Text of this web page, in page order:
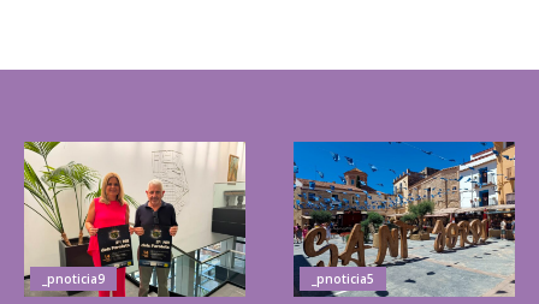
_pnoticia9 _pnoticia5